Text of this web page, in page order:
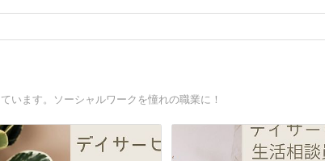
います。ソーシャルワークを憧れの職業に！